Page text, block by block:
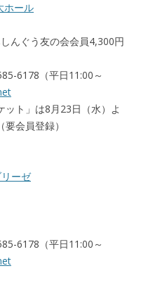
ホール
んぐう友の会会員4,300円
6178（平日11:00～
ト」は8月23日（水）よ
会員登録）
ーゼ
6178（平日11:00～